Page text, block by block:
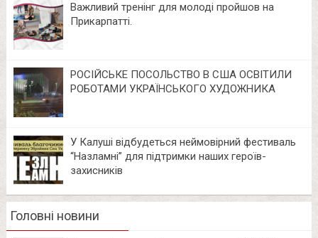
Важливий тренінг для молоді пройшов на
Прикарпатті.
РОСІЙСЬКЕ ПОСОЛЬСТВО В США ОСВІТИЛИ
РОБОТАМИ УКРАЇНСЬКОГО ХУДОЖНИКА
У Калуші відбудеться неймовірний фестиваль
“Назламні” для підтримки наших героїв-
захисників
Головні новини